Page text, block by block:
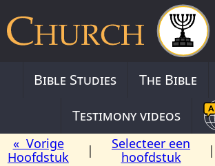
Bible Studies The Bible
Testimony videos
« Vorige
Hoofdstuk
|
Selecteer een
hoofdstuk